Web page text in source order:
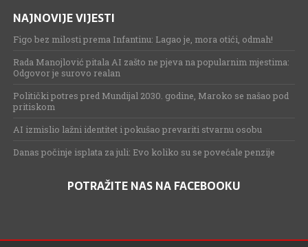
NAJNOVIJE VIJESTI
Figo bez milosti prema Infantinu: Lagao je, mora otići, odmah!
Rada Manojlović pitala AI zašto ne pjeva na popularnim mjestima:
Odgovor je surovo realan
Politički potres pred Mundijal 2030. godine, Maroko se našao pod
pritiskom
AI izmislio lažni identitet i pokušao prevariti stvarnu osobu
Danas počinje isplata za juli: Evo koliko su se povećale penzije
POTRAŽITE NAS NA FACEBOOKU